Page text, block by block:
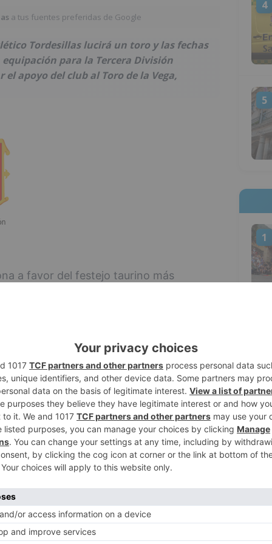
a tus fuentes preferidas de Google
Tordesillas lucirá un toro y las fechas
para la Tercera División
apoyo del club al Toro de la Vega,
a favor del festejo taurino más
serigrafiado en su segunda equipación,
última lanzadas al toro (al menos con el
de un "respeto Tordesillas" que deja
llevarán, además, una bandera de
Rosa de los Vientos en referencia al
el 'Nuevo Mundo' entre España y
apoya toro vega
4
5
1
3
4